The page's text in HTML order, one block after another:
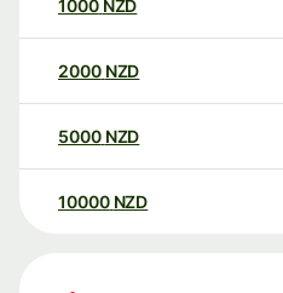
1000 NZD
2000 NZD
5000 NZD
10000 NZD